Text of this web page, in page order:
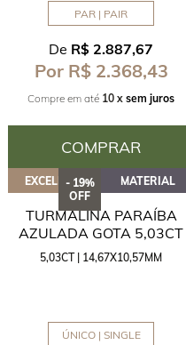
PAR | PAIR
De R$ 2.887,67
Por R$ 2.368,43
Compre em até 10 x sem juros
COMPRAR
- 19%
OFF
EXCELENTE MATERIAL
TURMALINA PARAÍBA
AZULADA GOTA 5,03CT
5,03CT | 14,67X10,57MM
ÚNICO | SINGLE